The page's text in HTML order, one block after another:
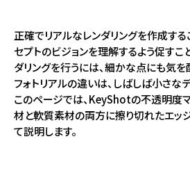
正確でリアルなレンダリングを作成す
セプトのビジョンを理解するよう促すこ
ダリングを行うには、細かな点にも気
フォトリアルの違いは、しばしば小さな
このページでは、KeyShotの不透明度
材と軟質素材の両方に擦り切れたエッ
て説明します。